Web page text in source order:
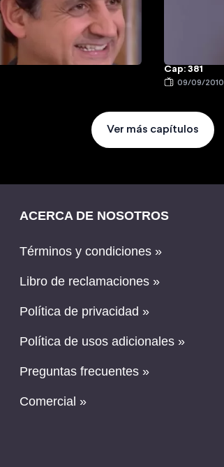
Cap: 381
09/09/2010
Ver más capítulos
ACERCA DE NOSOTROS
Términos y condiciones »
Libro de reclamaciones »
Política de privacidad »
Política de usos adicionales »
Preguntas frecuentes »
Comercial »